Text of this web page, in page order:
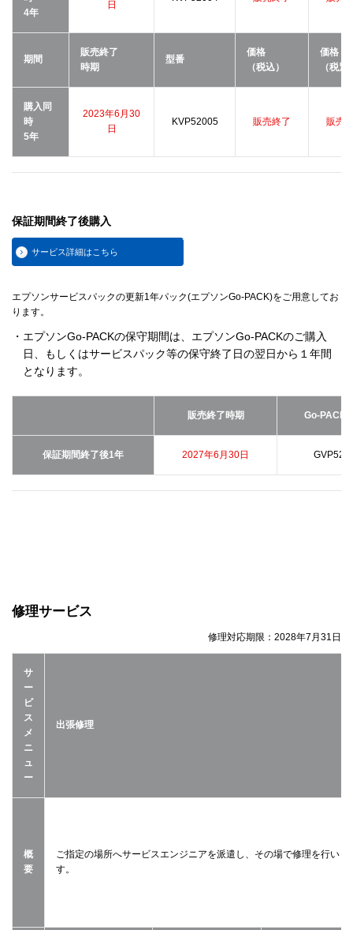
4年
日
期間
販売終了
時期
型番
価格
（税込）
価格
（税別
購入同
時
5年
2023年6月30
日
KVP52005 販売終了 販売
保証期間終了後購入
サービス詳細はこちら
エプソンサービスパックの更新1年パック(エプソンGo-PACK)をご用意してお
ります。
・エプソンGo-PACKの保守期間は、エプソンGo-PACKのご購入
日、もしくはサービスパック等の保守終了日の翌日から１年間
となります。
販売終了時期 Go-PACK
保証期間終了後1年 2027年6月30日
修理サービス
修理対応期限： 2028年7月31日
サ
ー
ビ
ス
メ
ニ
ュ
ー
出張修理
概
要
ご指定の場所へサービスエンジニアを派遣し、その場で修理を行いま
す。